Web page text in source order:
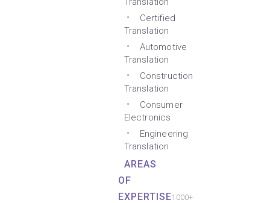
Certified
Translation
Automotive
Translation
Construction
Translation
Consumer
Electronics
Engineering
Translation
AREAS
OF
EXPERTISE1000+